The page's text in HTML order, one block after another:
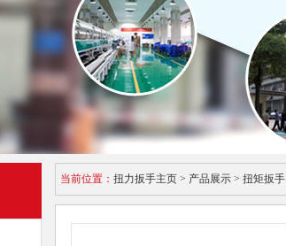
当前位置： 扭力扳手主页 > 产品展示 > 扭矩扳手